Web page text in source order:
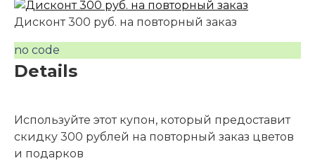
Дисконт 300 руб. на повторный заказ
no code
Details
Используйте этот купон, который предоставит
скидку 300 рублей на повторный заказ цветов
и подарков